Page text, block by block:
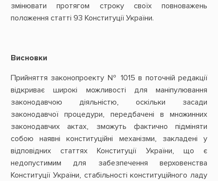
змінювати протягом строку своїх повноважень
положення статті 93 Конституції України.
Висновки
Прийняття законопроекту № 1015 в поточній редакції
відкриває широкі можливості для маніпулювання
законодавчою діяльністю, оскільки засади
законодавчої процедури, передбачені в множинних
законодавчих актах, зможуть фактично підміняти
собою наявні конституційні механізми, закладені у
відповідних статтях Конституції України, що є
недопустимим для забезпечення верховенства
Конституції України, стабільності конституційного ладу